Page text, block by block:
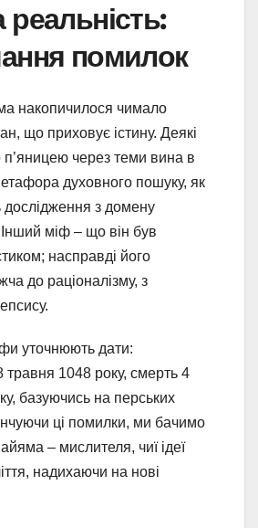
помилок
накопичилося чимало
що приховує істину. Деякі
через теми вина в
духовного пошуку, як
дослідження з домену
міф – що він був
насправді його
до раціоналізму, з
уточнюють дати:
1048 року, смерть 4
базуючись на перських
ці помилки, ми бачимо
– мислителя, чиї ідеї
надихаючи на нові